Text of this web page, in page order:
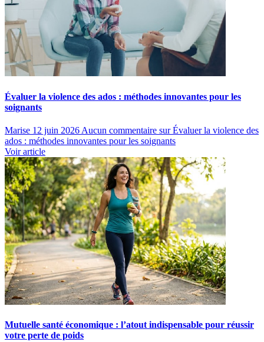
Évaluer la violence des ados : méthodes innovantes pour les
soignants
Marise 12 juin 2026 Aucun commentaire sur Évaluer la violence des
ados : méthodes innovantes pour les soignants
Voir article
Mutuelle santé économique : l’atout indispensable pour réussir
votre perte de poids